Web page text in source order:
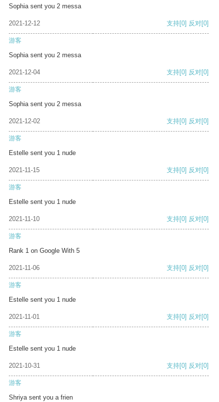
Sophia sent you 2 messa
2021-12-12 支持[0] 反对[0]
游客
Sophia sent you 2 messa
2021-12-04 支持[0] 反对[0]
游客
Sophia sent you 2 messa
2021-12-02 支持[0] 反对[0]
游客
Estelle sent you 1 nude
2021-11-15 支持[0] 反对[0]
游客
Estelle sent you 1 nude
2021-11-10 支持[0] 反对[0]
游客
Rank 1 on Google With 5
2021-11-06 支持[0] 反对[0]
游客
Estelle sent you 1 nude
2021-11-01 支持[0] 反对[0]
游客
Estelle sent you 1 nude
2021-10-31 支持[0] 反对[0]
游客
Shriya sent you a frien